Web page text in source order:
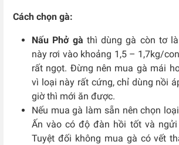
Cách chọn gà:
Nấu Phở gà thì dùng gà còn tơ
này rơi vào khoảng 1,5 – 1,7kg/
rất ngọt. Đừng nên mua gà mái
vì loại này rất cứng, chỉ dùng nồi
giờ thì mới ăn được.
Nếu mua gà làm sẵn nên chọn
Ấn vào có độ đàn hồi tốt và
Tuyệt đối không mua gà có vết